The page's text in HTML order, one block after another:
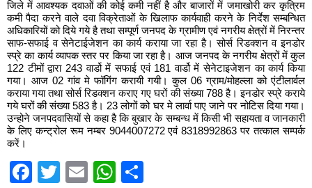
जिले में आवश्यक दवाओं की कोई कमी नहीं है और बाजारों में जमाखोरी कर कृत्रिम
कमी पैदा करने वाले दवा विक्रेताओं के खिलाफ कार्यवाही करने के निर्देश सम्बन्धित
अधिकारियों को दिये गये है तथा सम्पूर्ण जनपद के ग्रामीण एवं नगरीय क्षेत्रों में निरन्तर
साफ-सफाई व सेनेटाईजेशन का कार्य कराया जा रहा है। सोर्स रिडक्शन व इनडोर
स्प्रे का कार्य व्यापक स्तर पर किया जा रहा है। आज जनपद के नगरीय क्षेत्रों में कुल
122 टीमों द्वारा 243 वार्डो में सफाई एवं 181 वार्डो में सेनेटाइजेशन का कार्य किया
गया। आज 02 गांव मे फॉगिंग करायी गयी। कुल 06 ग्राम/मोहल्ला को एंटीलार्वल
कराया गया तथा सोर्स रिडक्शन कराए गए घरों की संख्या 788 है। इनडोर स्प्रे कराये
गये घरों की संख्या 583 है। 23 लोगों को घर मे लार्वा पाए जाने पर नोटिस दिया गया।
उन्होने जनपदवासियों से कहा है कि बुखार के सम्बन्ध में किसी भी सहायता व जानकारी
के लिए कन्ट्रोल रूम नम्बर 9044007272 एवं 8318992863 पर तत्काल सम्पर्क
करें।
Facebook
Twitter
EmailWhatsApp